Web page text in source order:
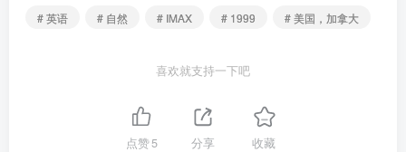
# 英语
# 自然 # IMAX # 1999 # 美国，加拿大
喜欢就支持一下吧
点赞5 分享 收藏